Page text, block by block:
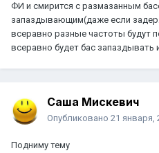
ФИ и смирится с размазанным
запаздывающим(даже если
всеравно разные частоты будут
всеравно будет бас запаздывать
Саша Мискевич
Опубликовано 21 января,
Подниму тему